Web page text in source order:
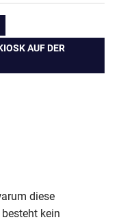
AUF DER
diese
kein